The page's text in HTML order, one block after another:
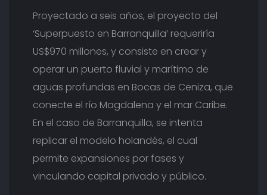
Proyectado a seis años, el proyecto del
‘Superpuesto en Barranquilla’ requeriría
US$970 millones, y consiste en crear y
operar un puerto fluvial y marítimo de
aguas profundas en Bocas de Ceniza, que
conecte el río Magdalena y el mar Caribe.
En el caso de Barranquilla, se intenta
replicar el modelo holandés, el cual
permite expansiones por fases y
vinculando capital privado y público.